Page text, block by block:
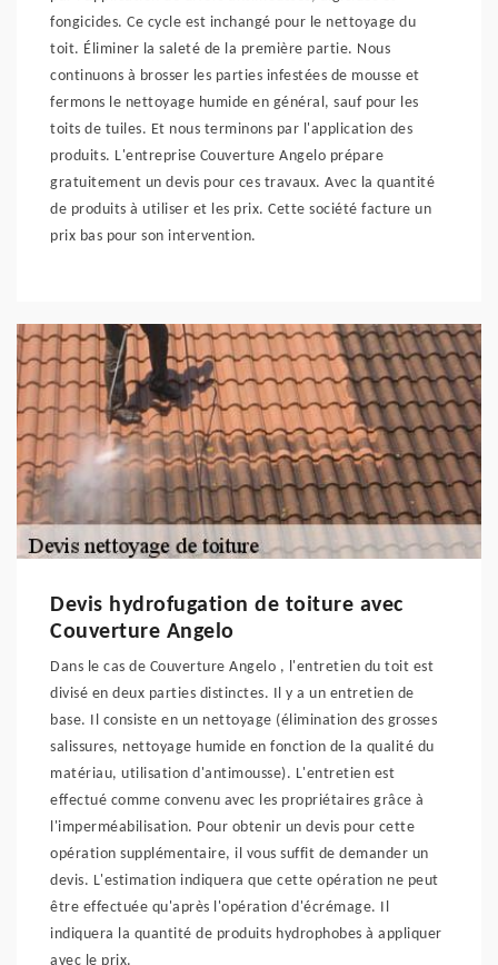
fongicides. Ce cycle est inchangé pour le nettoyage du
toit. Éliminer la saleté de la première partie. Nous
continuons à brosser les parties infestées de mousse et
fermons le nettoyage humide en général, sauf pour les
toits de tuiles. Et nous terminons par l'application des
produits. L'entreprise Couverture Angelo prépare
gratuitement un devis pour ces travaux. Avec la quantité
de produits à utiliser et les prix. Cette société facture un
prix bas pour son intervention.
Devis hydrofugation de toiture avec
Couverture Angelo
Dans le cas de Couverture Angelo , l'entretien du toit est
divisé en deux parties distinctes. Il y a un entretien de
base. Il consiste en un nettoyage (élimination des grosses
salissures, nettoyage humide en fonction de la qualité du
matériau, utilisation d'antimousse). L'entretien est
effectué comme convenu avec les propriétaires grâce à
l'imperméabilisation. Pour obtenir un devis pour cette
opération supplémentaire, il vous suffit de demander un
devis. L'estimation indiquera que cette opération ne peut
être effectuée qu'après l'opération d'écrémage. Il
indiquera la quantité de produits hydrophobes à appliquer
avec le prix.